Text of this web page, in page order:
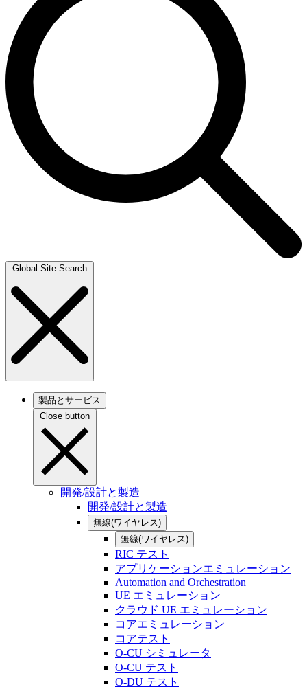
Global Site Search
製品とサービス
Close button
開発/設計と製造
開発/設計と製造
無線(ワイヤレス)
無線(ワイヤレス)
RIC テスト
アプリケーションエミュレーション
Automation and Orchestration
UE エミュレーション
クラウド UE エミュレーション
コアエミュレーション
コアテスト
O-CU シミュレータ
O-CU テスト
O-DU テスト